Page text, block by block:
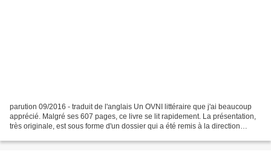
parution 09/2016 - traduit de l'anglais Un OVNI littéraire que j'ai beaucoup
apprécié. Malgré ses 607 pages, ce livre se lit rapidement. La présentation,
très originale, est sous forme d'un dossier qui a été remis à la direction